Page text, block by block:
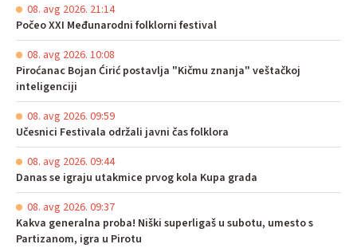
08. avg 2026. 21:14
Počeo XXI Međunarodni folklorni festival
08. avg 2026. 10:08
Piroćanac Bojan Ćirić postavlja "Kičmu znanja" veštačkoj
inteligenciji
08. avg 2026. 09:59
Učesnici Festivala održali javni čas folklora
08. avg 2026. 09:44
Danas se igraju utakmice prvog kola Kupa grada
08. avg 2026. 09:37
Kakva generalna proba! Niški superligaš u subotu, umesto s
Partizanom, igra u Pirotu